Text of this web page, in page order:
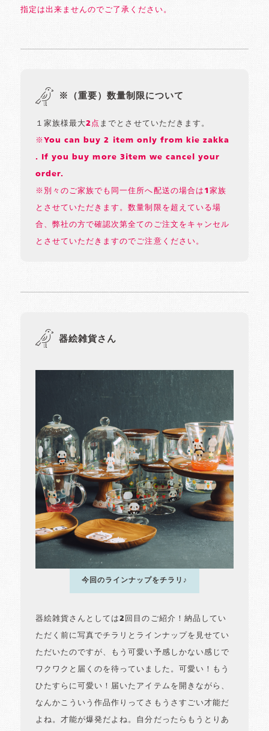
指定は出来ませんのでご了承ください。
※（重要）数量制限について
１家族様最大2点 までとさせていただきます。
※You can buy 2 item only from kie zakka
. If you buy more 3item we cancel your
order.
※別々のご家族でも同一住所へ配送の場合は1家族
とさせていただきます。数量制限を超えている場
合、弊社の方で確認次第全てのご注文をキャンセル
とさせていただきますのでご注意ください。
器絵雑貨さん
今回のラインナップをチラリ♪
器絵雑貨さんとしては2回目のご紹介！納品してい
ただく前に写真でチラリとラインナップを見せてい
ただいたのですが、もう可愛い予感しかない感じで
ワクワクと届くのを待っていました。可愛い！もう
ひたすらに可愛い！届いたアイテムを開きながら、
なんかこういう作品作りってさもうさすごい才能だ
よね。才能が爆発だよね。自分だったらもうとりあ